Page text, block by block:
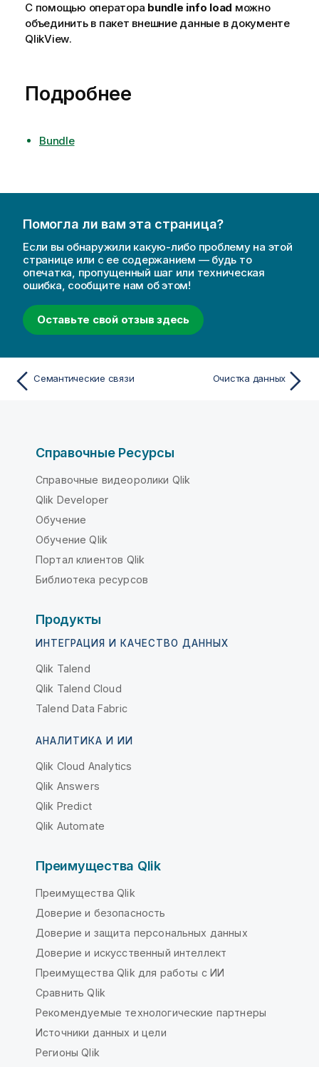
С помощью оператора bundle info load можно
объединить в пакет внешние данные в документе
QlikView.
Подробнее
Bundle
Помогла ли вам эта страница?
Если вы обнаружили какую-либо проблему на этой
странице или с ее содержанием — будь то
опечатка, пропущенный шаг или техническая
ошибка, сообщите нам об этом!
Оставьте свой отзыв здесь
Семантические связи Очистка данных
Справочные Ресурсы
Справочные видеоролики Qlik
Qlik Developer
Обучение
Обучение Qlik
Портал клиентов Qlik
Библиотека ресурсов
Продукты
ИНТЕГРАЦИЯ И КАЧЕСТВО ДАННЫХ
Qlik Talend
Qlik Talend Cloud
Talend Data Fabric
АНАЛИТИКА И ИИ
Qlik Cloud Analytics
Qlik Answers
Qlik Predict
Qlik Automate
Преимущества Qlik
Преимущества Qlik
Доверие и безопасность
Доверие и защита персональных данных
Доверие и искусственный интеллект
Преимущества Qlik для работы с ИИ
Сравнить Qlik
Рекомендуемые технологические партнеры
Источники данных и цели
Регионы Qlik